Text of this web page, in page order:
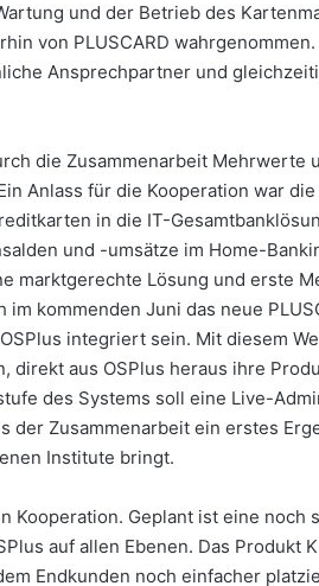
und der Betrieb des
von PLUSCARD
Ansprechpartner und
die Zusammenarbeit Mehrwerte
Anlass für die Kooperation war
in die IT-
und -umsätze im Home-
marktgerechte Lösung und erste
kommenden Juni das neue
integriert sein. Mit diesem
direkt aus OSPlus heraus ihre
des Systems soll eine Live-
der Zusammenarbeit ein erstes
Institute bringt.
Kooperation. Geplant ist eine noch
auf allen Ebenen. Das Produkt
Endkunden noch einfacher